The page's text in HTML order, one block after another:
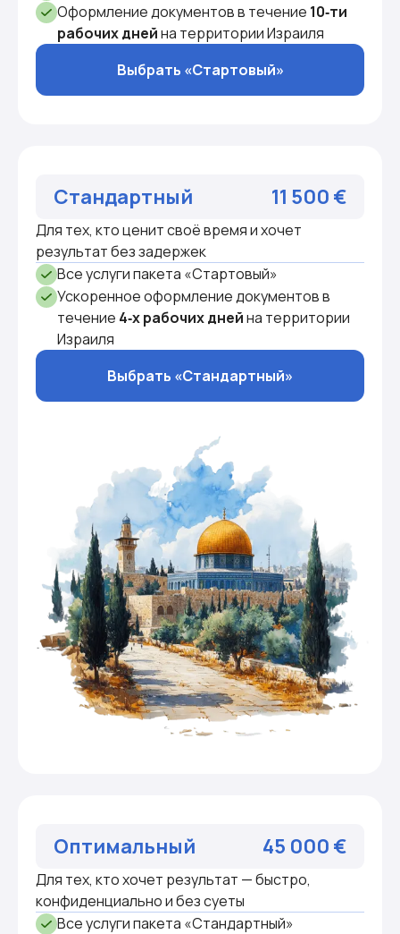
Оформление документов в течение 10‑ти
рабочих днейна территории Израиля
Выбрать «Стартовый»
Стандартный 11 500 €
Для тех, кто ценит своё время и хочет
результат без задержек
Все услуги пакета «Стартовый»
Ускоренное оформление документов в
течение 4‑х рабочих днейна территории
Израиля
Выбрать «Стандартный»
Оптимальный 45 000 €
Для тех, кто хочет результат — быстро,
конфиденциально и без суеты
Все услуги пакета «Стандартный»